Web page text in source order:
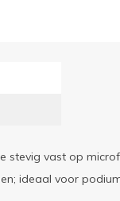
stevig vast op
ideaal voor